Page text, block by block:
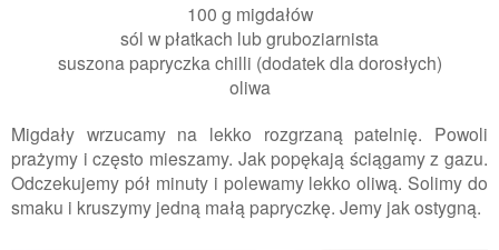
100 g migdałów
sól w płatkach lub gruboziarnista
suszona papryczka chilli (dodatek dla dorosłych)
oliwa
Migdały wrzucamy na lekko rozgrzaną patelnię. Powoli
prażymy i często mieszamy. Jak popękają ściągamy z gazu.
Odczekujemy pół minuty i polewamy lekko oliwą. Solimy do
smaku i kruszymy jedną małą papryczkę. Jemy jak ostygną.